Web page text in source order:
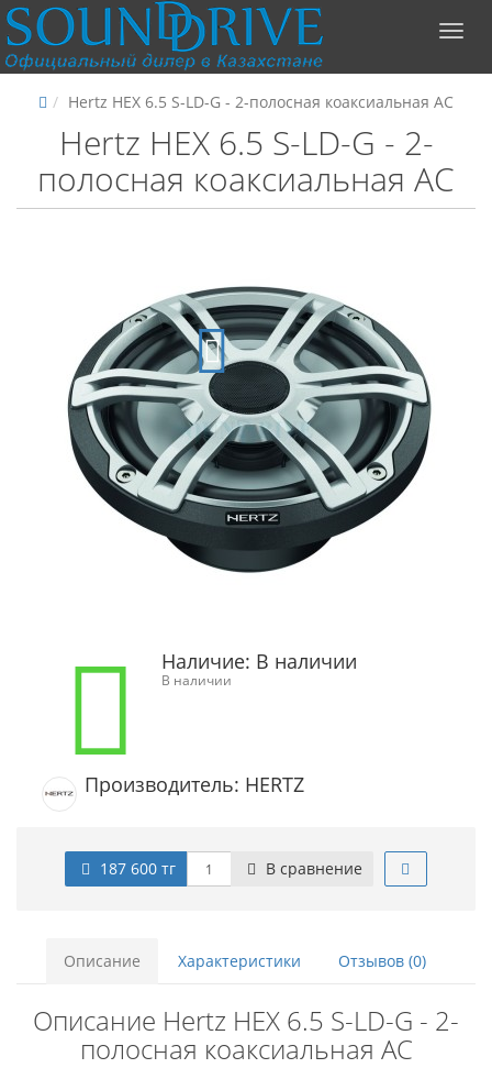
Hertz HEX 6.5 S-LD-G - 2-полосная коаксиальная АС
Hertz HEX 6.5 S-LD-G - 2-
полосная коаксиальная АС
Наличие: В наличии
В наличии
Производитель: HERTZ
187 600 тг В сравнение
Описание Характеристики Отзывов (0)
Описание Hertz HEX 6.5 S-LD-G - 2-
полосная коаксиальная АС